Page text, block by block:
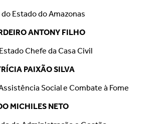
Estado do Amazonas
ANTONY FILHO
Chefe da Casa Civil
PAIXÃO SILVA
Social e Combate à Fome
MICHILES NETO